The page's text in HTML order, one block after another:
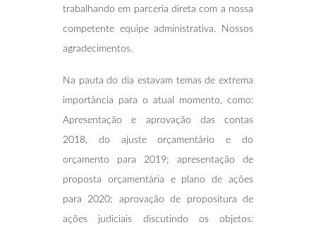
trabalhando em parceria direta com a nossa
competente equipe administrativa. Nossos
agradecimentos.
Na pauta do dia estavam temas de extrema
importância para o atual momento, como:
Apresentação e aprovação das contas
2018, do ajuste orçamentário e do
orçamento para 2019; apresentação de
proposta orçamentária e plano de ações
para 2020; aprovação de propositura de
ações judiciais discutindo os objetos: